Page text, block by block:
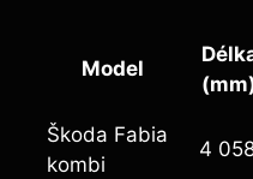
Model
Škoda Fabia
kombi
4